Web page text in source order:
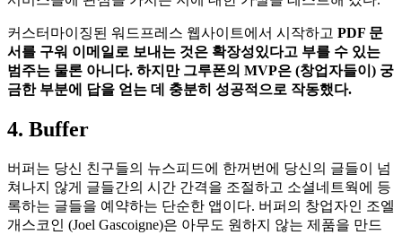
커스터마이징된 워드프레스 웹사이트에서 시작하고 PDF 문
서를 구워 이메일로 보내는 것은 확장성있다고 부를 수 있는
범주는 물론 아니다. 하지만 그루폰의 MVP은 (창업자들이) 궁
금한 부분에 답을 얻는 데 충분히 성공적으로 작동했다.
4. Buffer
버퍼는 당신 친구들의 뉴스피드에 한꺼번에 당신의 글들이 넘
쳐나지 않게 글들간의 시간 간격을 조절하고 소셜네트웍에 등
록하는 글들을 예약하는 단순한 앱이다. 버퍼의 창업자인 조엘
개스코인 (Joel Gascoigne)은 아무도 원하지 않는 제품을 만드